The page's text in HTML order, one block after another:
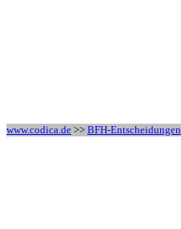
www.codica.de >> BFH-Entscheidungen